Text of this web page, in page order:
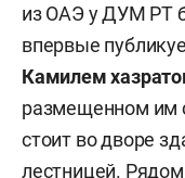
из ОАЭ у ДУМ РТ
впервые
Камилем
размещенном им
стоит во дворе
лестницей.